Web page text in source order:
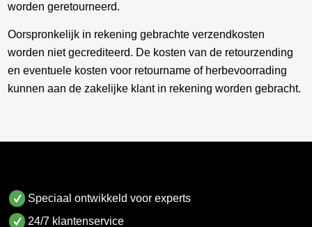
worden geretourneerd.
Oorspronkelijk in rekening gebrachte verzendkosten
worden niet gecrediteerd. De kosten van de retourzending
en eventuele kosten voor retourname of herbevoorrading
kunnen aan de zakelijke klant in rekening worden gebracht.
Speciaal ontwikkeld voor experts
24/7 klantenservice